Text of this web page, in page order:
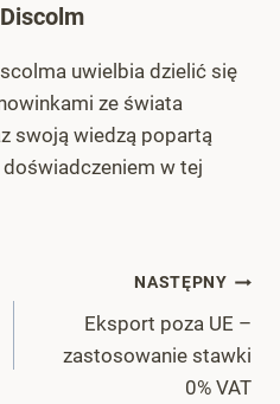
uwielbia dzielić się
ze świata
swoją wiedzą popartą
w tej
NASTĘPNY
Eksport poza UE –
zastosowanie stawki
0% VAT